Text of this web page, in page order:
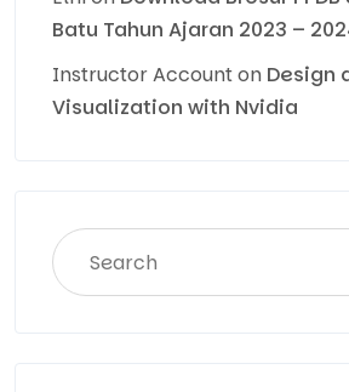
Batu Tahun Ajaran 2023 –
Instructor Accounton Design
Visualization with Nvidia